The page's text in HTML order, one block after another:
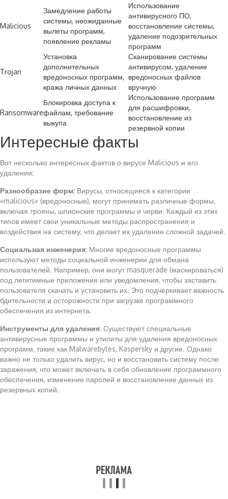
Malicious
Замедление работы
системы, неожиданные
вылеты программ,
появление рекламы
Использование
антивирусного ПО,
восстановление системы,
удаление подозрительных
программ
Trojan
Установка
дополнительных
вредоносных программ,
кража личных данных
Сканирование системы
антивирусом, удаление
вредоносных файлов
вручную
Ransomware
Блокировка доступа к
файлам, требование
выкупа
Использование программ
для расшифровки,
восстановление из
резервной копии
Интересные факты
Вот несколько интересных фактов о вирусе Malicious и его
удалении:
Разнообразие форм: Вирусы, относящиеся к категории
«malicious» (вредоносные), могут принимать различные формы,
включая трояны, шпионские программы и черви. Каждый из этих
типов имеет свои уникальные методы распространения и
воздействия на систему, что делает их удаление сложной задачей.
Социальная инженерия: Многие вредоносные программы
используют методы социальной инженерии для обмана
пользователей. Например, они могут masquerade (маскироваться)
под легитимные приложения или уведомления, чтобы заставить
пользователя скачать и установить их. Это подчеркивает важность
бдительности и осторожности при загрузке программного
обеспечения из интернета.
Инструменты для удаления: Существуют специальные
антивирусные программы и утилиты для удаления вредоносных
программ, такие как Malwarebytes, Kaspersky и другие. Однако
важно не только удалить вирус, но и восстановить систему после
заражения, что может включать в себя обновление программного
обеспечения, изменение паролей и восстановление данных из
резервных копий.